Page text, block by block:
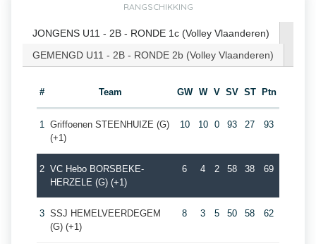
RANGSCHIKKING
JONGENS U11 - 2B - RONDE 1c (Volley Vlaanderen)
GEMENGD U11 - 2B - RONDE 2b (Volley Vlaanderen)
# Team GW W V SV ST Ptn
1 Griffoenen STEENHUIZE (G)
(+1)
10 10 0 93 27 93
2 VC Hebo BORSBEKE-
HERZELE (G) (+1)
6 4 2 58 38 69
3 SSJ HEMELVEERDEGEM
(G) (+1)
8 3 5 50 58 62